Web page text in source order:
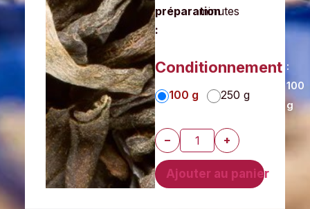
préparation
:
minutes
Conditionnement :
100
g
100 g 250 g
8,50€
− +
Ajouter au panier